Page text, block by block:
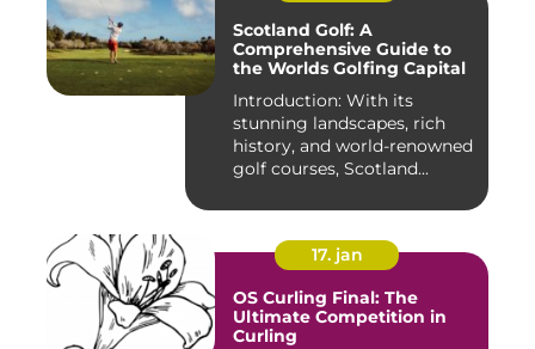
Scotland Golf: A
Comprehensive Guide to
the Worlds Golfing Capital
Introduction: With its
stunning landscapes, rich
history, and world-renowned
golf courses, Scotland...
17. jan
OS Curling Final: The
Ultimate Competition in
Curling